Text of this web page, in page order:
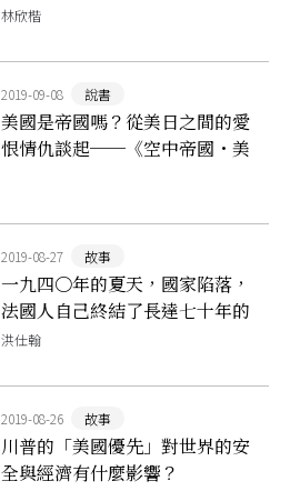
林欣楷
2019-09-08 說書
美國是帝國嗎？從美日之間的愛
恨情仇談起──《空中帝國・美
2019-08-27 故事
一九四〇年的夏天，國家陷落，
法國人自己終結了長達七十年的
自由民主
洪仕翰
2019-08-26 故事
川普的「美國優先」對世界的安
全與經濟有什麼影響？